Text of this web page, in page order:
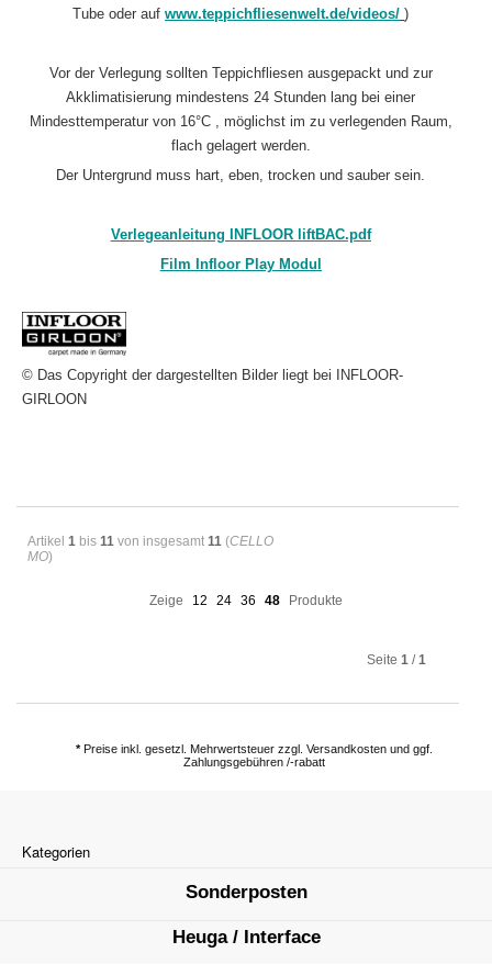
Tube oder aufwww.teppichfliesenwelt.de/videos/ )
Vor der Verlegung sollten Teppichfliesen ausgepackt und zur
Akklimatisierung mindestens 24 Stunden lang bei einer
Mindesttemperatur von 16°C , möglichst im zu verlegenden Raum,
flach gelagert werden.
Der Untergrund muss hart, eben, trocken und sauber sein.
Verlegeanleitung INFLOOR liftBAC.pdf
Film Infloor Play Modul
© Das Copyright der dargestellten Bilder liegt bei INFLOOR-
GIRLOON
Artikel 1 bis 11 von insgesamt 11 (CELLO
MO)
Zeige 12 24 36 48 Produkte
Seite1 /1
*Preise inkl. gesetzl. Mehrwertsteuer zzgl. Versandkosten und ggf.
Zahlungsgebühren /-rabatt
Kategorien
Sonderposten
Heuga / Interface